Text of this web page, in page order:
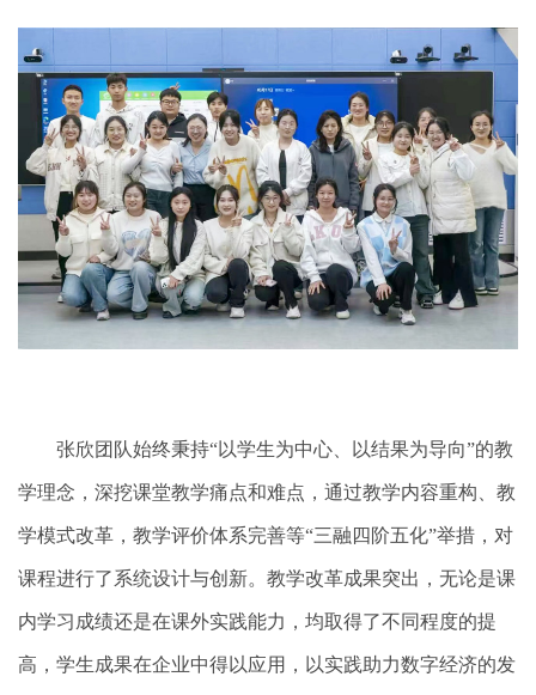
张欣团队始终秉持“以学生为中心、以结果为导向”的教
学理念，深挖课堂教学痛点和难点，通过教学内容重构、教
学模式改革，教学评价体系完善等“三融四阶五化”举措，对
课程进行了系统设计与创新。教学改革成果突出，无论是课
内学习成绩还是在课外实践能力，均取得了不同程度的提
高，学生成果在企业中得以应用，以实践助力数字经济的发